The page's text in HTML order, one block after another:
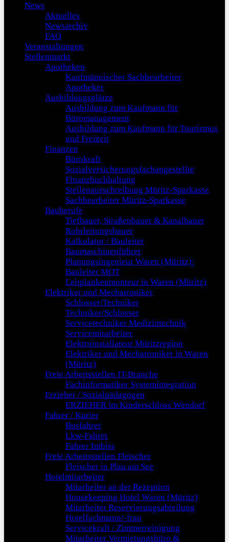
News
Aktuelles
Newsarchiv
FAQ
Veranstaltungen
Stellenmarkt
Apotheken
Kaufmännischer Sachbearbeiter
Apotheker
Ausbildungsplätze
Ausbildung zum Kaufmann für
Büromanagement
Ausbildung zum Kaufmann für Tourismus
und Freizeit
Finanzen
Bürokraft
Sozialversicherungsfachangestellte
Finanzbuchhaltung
Stellenausschreibung Müritz-Sparkasse
Sachbearbeiter Müritz-Sparkasse
Bauberufe
Tiefbauer, Straßenbauer & Kanalbauer
Rohrleitungsbauer
Kalkulator / Bauleiter
Baumaschinenführer
Planungsingenieur Waren (Müritz):
Bauleiter MOT
Leitplankenmonteur in Waren (Müritz)
Elektriker und Mechatroniker
Schlosser/Techniker
Techniker/Schlosser
Servicetechniker Medizintechnik
Servicemitarbeiter
Elektroinstallateur Müritzregion
Elektriker und Mechatroniker in Waren
(Müritz)
Freie Arbeitsstellen IT-Branche
Fachinformatiker Systemintegration
Erzieher / Sozialpädagogen
ERZIEHER im Kinderschloss Wendorf
Fahrer / Kurier
Busfahrer
Lkw-Fahrer
Fahrer Imbiss
Freie Arbeitsstellen Fleischer
Fleischer in Plau am See
Hotelmitarbeiter
Mitarbeiter an der Rezeption
Housekeeping Hotel Waren (Müritz)
Mitarbeiter Reservierungsabteilung
Hotelfachmann/-frau
Servicekraft / Zimmerreinigung
Mitarbeiter Vermietungsbüro &